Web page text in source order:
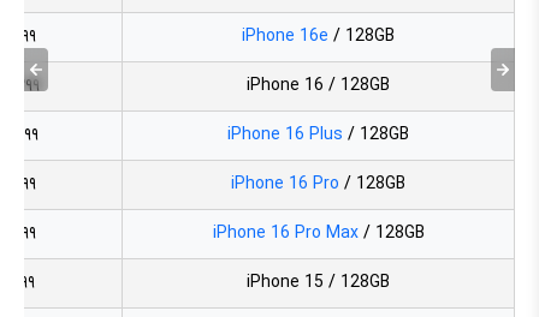
iPhone 16e / 128GB ۲,۵۹۹
iPhone 16 / 128GB
iPhone 16 Plus / 128GB
iPhone 16 Pro / 128GB ۴,۲۹۹
iPhone 16 Pro Max/ 128GB ۵,۰۹۹
iPhone 15 / 128GB ۲,۹۹۹